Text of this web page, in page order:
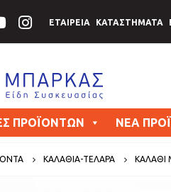
ΕΤΑΙΡΕΙΑ ΚΑΤΑΣΤΗΜΑΤΑ
ΠΡΟΪΟΝΤΩΝ ΝΕΑ
ΚΑΛΑΘΙΑ-ΤΕΛΑΡΑ ΚΑΛΆΘΙ